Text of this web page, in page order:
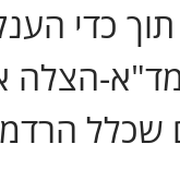
כדי
הצלה
שכלל